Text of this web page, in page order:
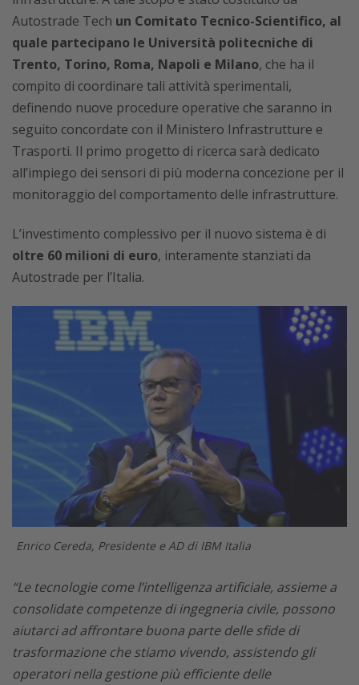
Autostrade Tech un Comitato Tecnico-Scientifico, al
quale partecipano le Università politecniche di
Trento, Torino, Roma, Napoli e Milano, che ha il
compito di coordinare tali attività sperimentali,
definendo nuove procedure operative che saranno in
seguito concordate con il Ministero Infrastrutture e
Trasporti. Il primo progetto di ricerca sarà dedicato
all’impiego dei sensori di più moderna concezione per il
monitoraggio del comportamento delle infrastrutture.
L’investimento complessivo per il nuovo sistema è di
oltre 60 milioni di euro, interamente stanziati da
Autostrade per l’Italia.
Enrico Cereda, Presidente e AD di IBM Italia
“Le tecnologie come l’intelligenza artificiale, assieme a
consolidate competenze di ingegneria civile, possono
aiutarci ad affrontare buona parte delle sfide di
trasformazione che stiamo vivendo, assistendo gli
operatori nella gestione più efficiente delle